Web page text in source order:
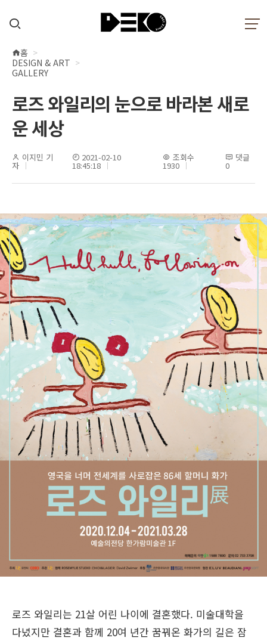
현
재
치
홈
DESIGN & ART
GALLERY
로즈 와일리의 눈으로 바라본 새로
운 세상
이지민 기
자
2021-02-10
18:45:18
조회수
1930
댓글
0
로즈 와일리는 21살 어린 나이에 결혼했다. 미술대학을
다녔지만 결혼과 함께 20여 년간 꿈꿔온 화가의 길은 잠